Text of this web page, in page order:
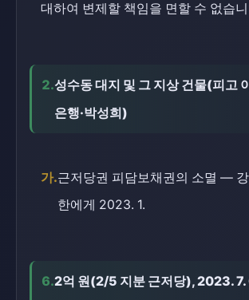
대하여 변제할 책임을 면할 수 없습
2.성수동 대지 및 그 지상 건물(피고
은행·박성희)
가.근저당권 피담보채권의 소멸 —
한에게 2023. 1.
6.2억 원(2/5 지분 근저당), 2023. 7.